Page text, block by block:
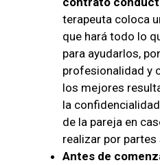
terapeuta coloca
que hará todo lo
para ayudarlos,
profesionalidad y
los mejores
la
de la pareja en
realizar por partes
Antes de